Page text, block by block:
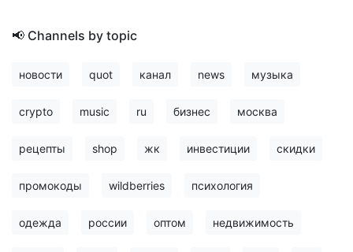
📢 Channels by topic
новости quot канал news музыка
crypto music ru бизнес москва
рецепты shop жк инвестиции скидки
промокоды wildberries психология
одежда россии оптом недвижимость